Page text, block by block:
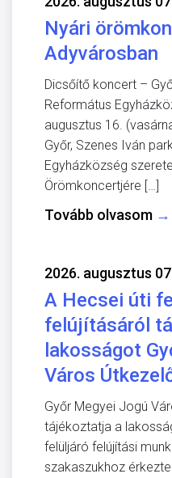
Nyári
Adyvárosban
Dicsőítő koncert –
Református
augusztus 16.
Győr, Szenes Iván
Egyházközség
Örömkoncertjére […]
Tovább olvasom →
2026. augusztus
A Hecsei úti
felújításáról
lakosságot
Város
Győr Megyei Jogú
tájékoztatja a
felüljáró felújítási
szakaszukhoz